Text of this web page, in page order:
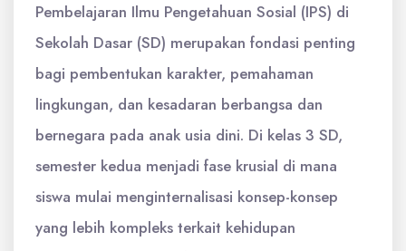
Pembelajaran Ilmu Pengetahuan Sosial (IPS) di
Sekolah Dasar (SD) merupakan fondasi penting
bagi pembentukan karakter, pemahaman
lingkungan, dan kesadaran berbangsa dan
bernegara pada anak usia dini. Di kelas 3 SD,
semester kedua menjadi fase krusial di mana
siswa mulai menginternalisasi konsep-konsep
yang lebih kompleks terkait kehidupan